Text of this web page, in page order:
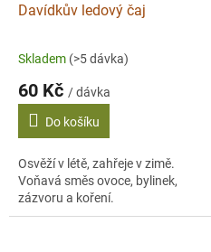
Davídkův ledový čaj
Skladem (>5 dávka)
60 Kč / dávka
Do košíku
Osvěží v létě, zahřeje v zimě.
Voňavá směs ovoce, bylinek,
zázvoru a koření.